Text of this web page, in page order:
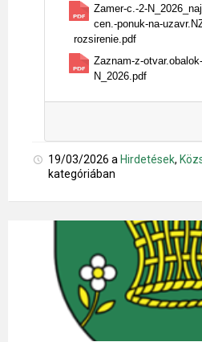
Zamer-c.-2-
cen.-ponuk-na-
rozsirenie.pdf
Zaznam-z-
N_2026.pdf
19/03/2026 a Hirdetések,
kategóriában